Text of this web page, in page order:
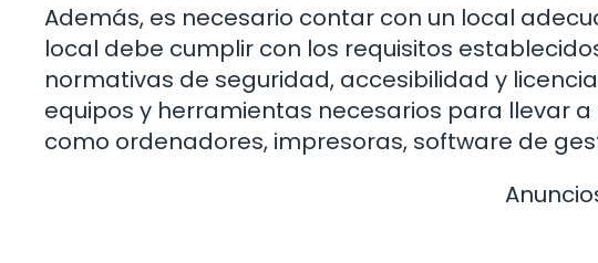
Además, es necesario contar con un local
local debe cumplir con los requisitos
normativas de seguridad, accesibilidad y
equipos y herramientas necesarios para llevar
como ordenadores, impresoras, software de